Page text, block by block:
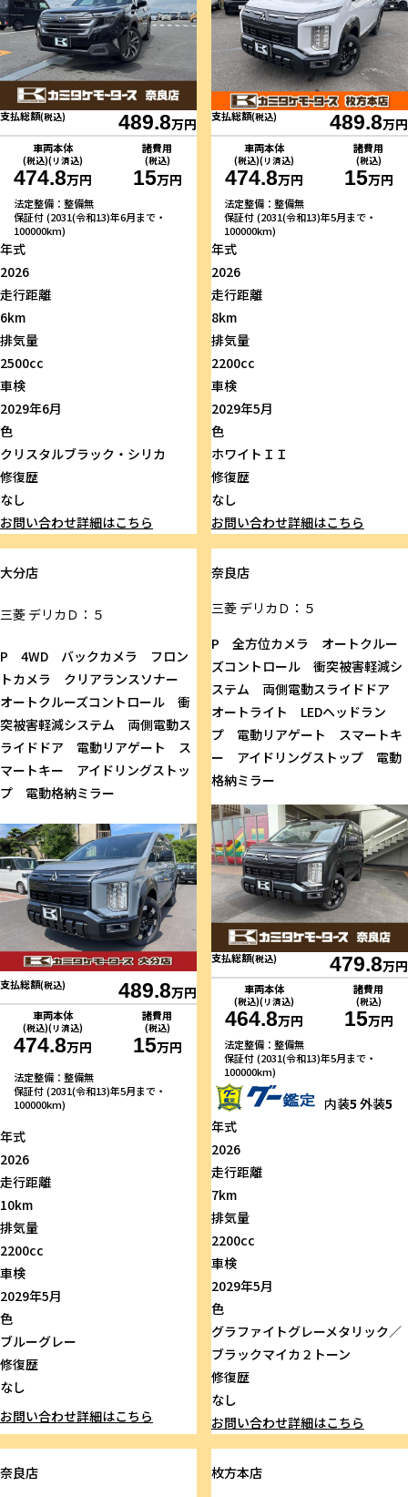
支払総額(税込) 489.8万円
車両本体
(税込)(リ済込)
474.8万円
諸費用
(税込)
15万円
法定整備：整備無
保証付 (2031(令和13)年6月まで・
100000km)
年式
2026
走行距離
6km
排気量
2500cc
車検
2029年6月
色
クリスタルブラック・シリカ
修復歴
なし
お問い合わせ詳細はこちら
支払総額(税込) 489.8万円
車両本体
(税込)(リ済込)
474.8万円
諸費用
(税込)
15万円
法定整備：整備無
保証付 (2031(令和13)年5月まで・
100000km)
年式
2026
走行距離
8km
排気量
2200cc
車検
2029年5月
色
ホワイトＩＩ
修復歴
なし
お問い合わせ詳細はこちら
大分店
三菱 デリカＤ：５
P 4WD バックカメラ フロン
トカメラ クリアランスソナー
オートクルーズコントロール 衝
突被害軽減システム 両側電動ス
ライドドア 電動リアゲート ス
マートキー アイドリングストッ
プ 電動格納ミラー
支払総額(税込) 489.8万円
車両本体
(税込)(リ済込)
474.8万円
諸費用
(税込)
15万円
法定整備：整備無
保証付 (2031(令和13)年5月まで・
100000km)
年式
2026
走行距離
10km
排気量
2200cc
車検
2029年5月
色
ブルーグレー
修復歴
なし
お問い合わせ詳細はこちら
奈良店
三菱デリカＤ：５
P 全方位カメラ オートクルー
ズコントロール 衝突被害軽減シ
ステム 両側電動スライドドア
オートライト LEDヘッドラン
プ 電動リアゲート スマートキ
ー アイドリングストップ 電動
格納ミラー
支払総額(税込) 479.8万円
車両本体
(税込)(リ済込)
464.8万円
諸費用
(税込)
15万円
法定整備：整備無
保証付 (2031(令和13)年5月まで・
100000km)
内装5 外装5
年式
2026
走行距離
7km
排気量
2200cc
車検
2029年5月
色
グラファイトグレーメタリック／
ブラックマイカ２トーン
修復歴
なし
お問い合わせ詳細はこちら
奈良店
枚方本店